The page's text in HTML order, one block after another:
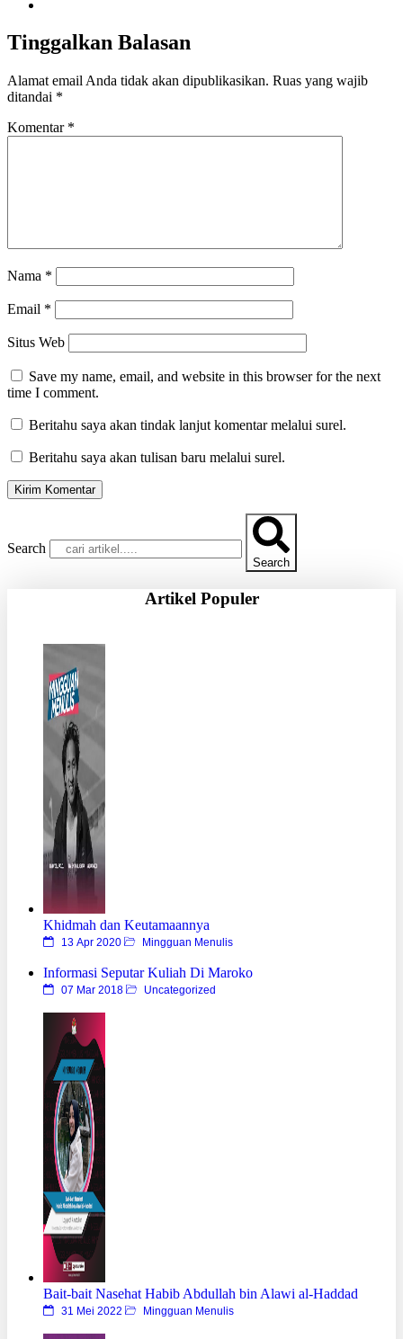
Tinggalkan Balasan
Alamat email Anda tidak akan dipublikasikan. Ruas yang wajib
ditandai *
Komentar *
Nama *
Email *
Situs Web
Save my name, email, and website in this browser for the next
time I comment.
Beritahu saya akan tindak lanjut komentar melalui surel.
Beritahu saya akan tulisan baru melalui surel.
Search
Search
Artikel Populer
Khidmah dan Keutamaannya
13 Apr 2020 Mingguan Menulis
Informasi Seputar Kuliah Di Maroko
07 Mar 2018 Uncategorized
Bait-bait Nasehat Habib Abdullah bin Alawi al-Haddad
31 Mei 2022 Mingguan Menulis